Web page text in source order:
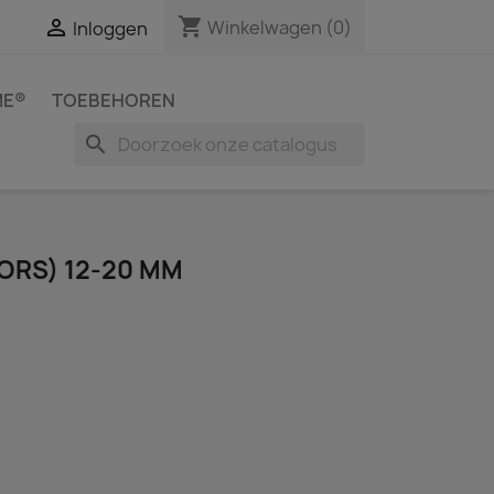
 Inloggen shopping_cart Winkelwagen (0)
TOEBEHOREN
search
12-20 MM